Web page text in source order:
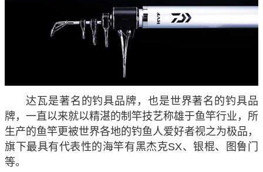
达瓦是著名的钓具品牌，也是世界著名的钓具品
牌，一直以来就以精湛的制竿技艺称雄于鱼竿行业，所
生产的鱼竿更被世界各地的钓鱼人爱好者视之为极品，
旗下最具有代表性的海竿有黑杰克SX、银棍、图鲁门
等。